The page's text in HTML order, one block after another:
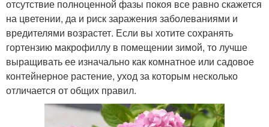
отсутствие полноценной фазы покоя все равно скажется
на цветении, да и риск заражения заболеваниями и
вредителями возрастет. Если вы хотите сохранять
гортензию макрофиллу в помещении зимой, то лучше
выращивать ее изначально как комнатное или садовое
контейнерное растение, уход за которым несколько
отличается от общих правил.